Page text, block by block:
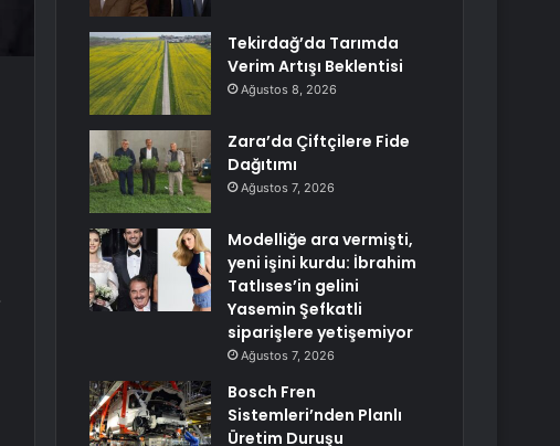
Tekirdağ’da Tarımda
Verim Artışı Beklentisi
Ağustos 8, 2026
Zara’da Çiftçilere Fide
Dağıtımı
Ağustos 7, 2026
Modelliğe ara vermişti,
yeni işini kurdu: İbrahim
Tatlıses’in gelini
Yasemin Şefkatli
siparişlere yetişemiyor
Ağustos 7, 2026
Bosch Fren
Sistemleri’nden Planlı
Üretim Duruşu